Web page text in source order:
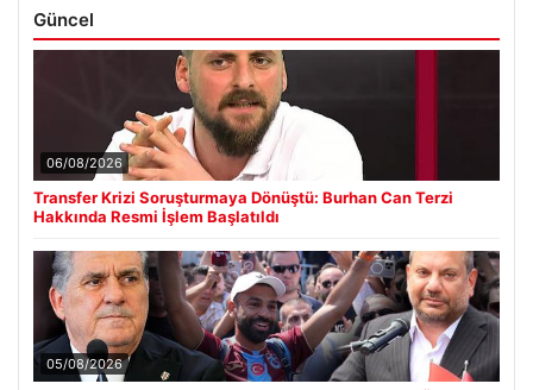
Güncel
06/08/2026
Transfer Krizi Soruşturmaya Dönüştü: Burhan Can Terzi
Hakkında Resmi İşlem Başlatıldı
05/08/2026